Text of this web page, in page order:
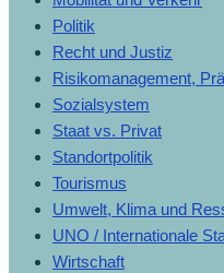
Politik
Recht und Justiz
Risikomanagement,
Sozialsystem
Staat vs. Privat
Standortpolitik
Tourismus
Umwelt, Klima und
UNO / Internationale
Wirtschaft